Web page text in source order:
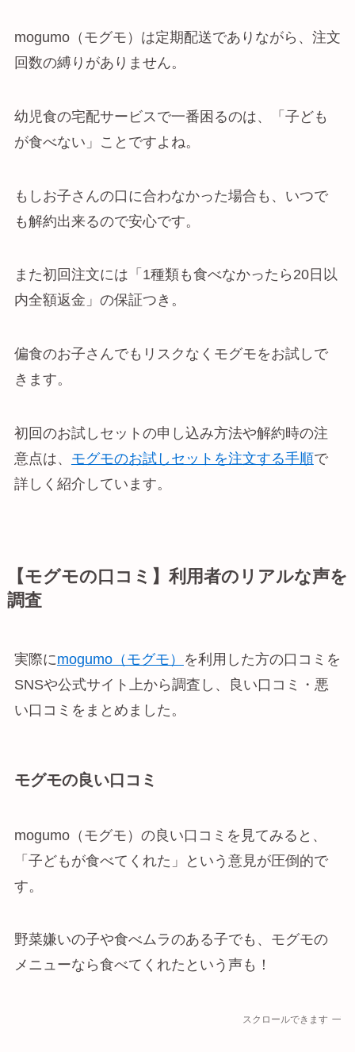
mogumo（モグモ）は定期配送でありながら、注文
回数の縛りがありません。
幼児食の宅配サービスで一番困るのは、「子ども
が食べない」ことですよね。
もしお子さんの口に合わなかった場合も、いつで
も解約出来るので安心です。
また初回注文には「1種類も食べなかったら20日以
内全額返金」の保証つき。
偏食のお子さんでもリスクなくモグモをお試しで
きます。
初回のお試しセットの申し込み方法や解約時の注
意点は、 モグモのお試しセットを注文する手順で
詳しく紹介しています。
【モグモの口コミ】利用者のリアルな声を
調査
実際にmogumo（モグモ）
を利用した方の口コミを
SNSや公式サイト上から調査し、良い口コミ・悪
い口コミをまとめました。
モグモの良い口コミ
mogumo（モグモ）の良い口コミを見てみると、
「子どもが食べてくれた」という意見が圧倒的で
す。
野菜嫌いの子や食べムラのある子でも、モグモの
メニューなら食べてくれたという声も！
スクロールできます